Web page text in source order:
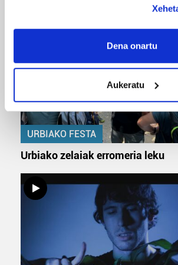
If you allow, we would also like to:
Collect information about your
meters
Identify your device by actively
specific characteristics
Find out more about how your personal
and set your preferences in thedetails
Guk eta gure bazkideek zure datu
prozesatzen ditugu, zure IP zenbakia,
teknologia erabiliz, cookieak adibidez,
pertsonalizatuak eskaintzeko,
neurtzeko, jendeari buruzko
produktuak garatzeko. Zure datuak
erabiltzen dituen hauta dezakezu.
Dena onartu
Aukeratu
URBIAKO FESTA
Urbiako zelaiak erromeria leku